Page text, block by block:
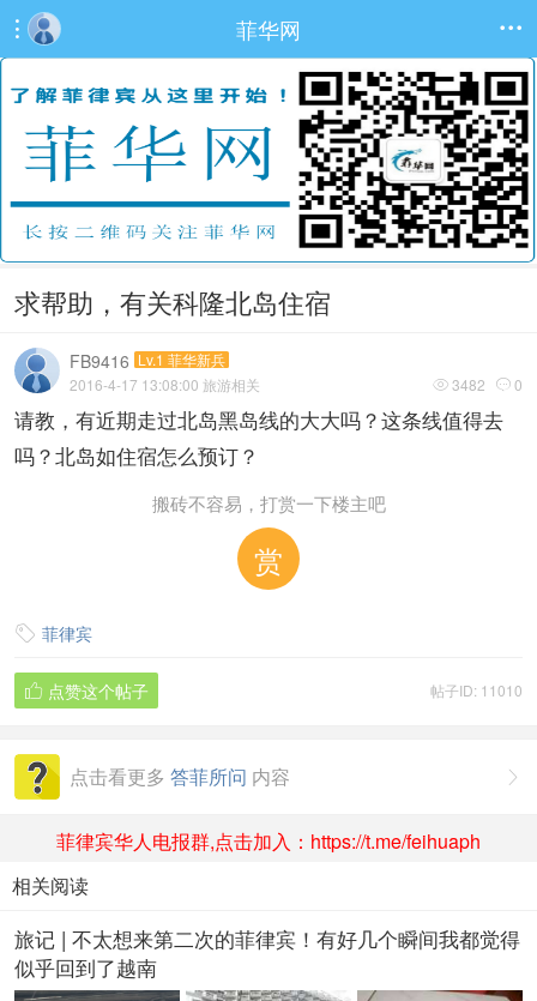
 菲华网 
求帮助，有关科隆北岛住宿
FB9416 Lv.1 菲华新兵
 3482  0
2016-4-17 13:08:00 旅游相关
请教，有近期走过北岛黑岛线的大大吗？这条线值得去
吗？北岛如住宿怎么预订？
搬砖不容易，打赏一下楼主吧
赏
 菲律宾
帖子ID: 11010
 点赞这个帖子

点击看更多 答菲所问 内容
菲律宾华人电报群,点击加入：https://t.me/feihuaph
相关阅读
旅记 | 不太想来第二次的菲律宾！有好几个瞬间我都觉得
似乎回到了越南